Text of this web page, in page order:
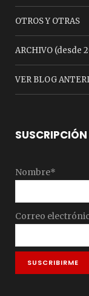
OTROS Y OTRAS
ARCHIVO (desde
VER BLOG
SUSCRIPCIÓN
Nombre*
Correo